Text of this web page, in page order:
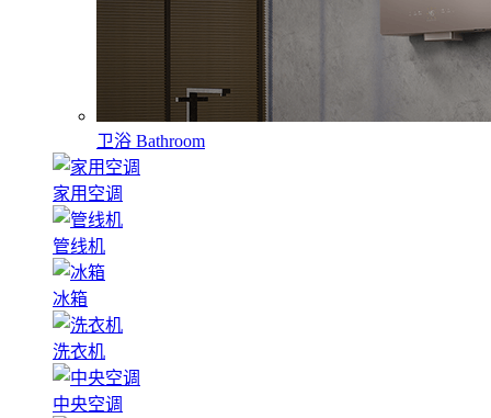
卫浴 Bathroom
家用空调
管线机
冰箱
洗衣机
中央空调